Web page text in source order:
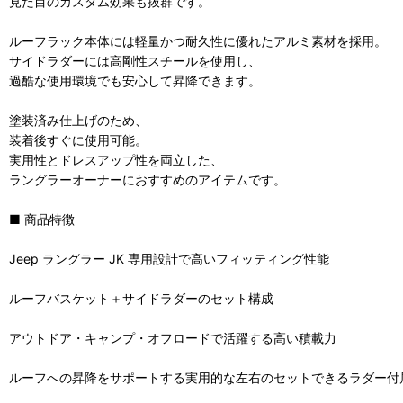
ルーフラック本体には軽量かつ耐久性に優れたアルミ素材を採用。
サイドラダーには高剛性スチールを使用し、
過酷な使用環境でも安心して昇降できます。
塗装済み仕上げのため、
装着後すぐに使用可能。
実用性とドレスアップ性を両立した、
ラングラーオーナーにおすすめのアイテムです。
■ 商品特徴
Jeep ラングラー JK 専用設計で高いフィッティング性能
ルーフバスケット＋サイドラダーのセット構成
アウトドア・キャンプ・オフロードで活躍する高い積載力
ルーフへの昇降をサポートする実用的な左右のセットできるラダー付